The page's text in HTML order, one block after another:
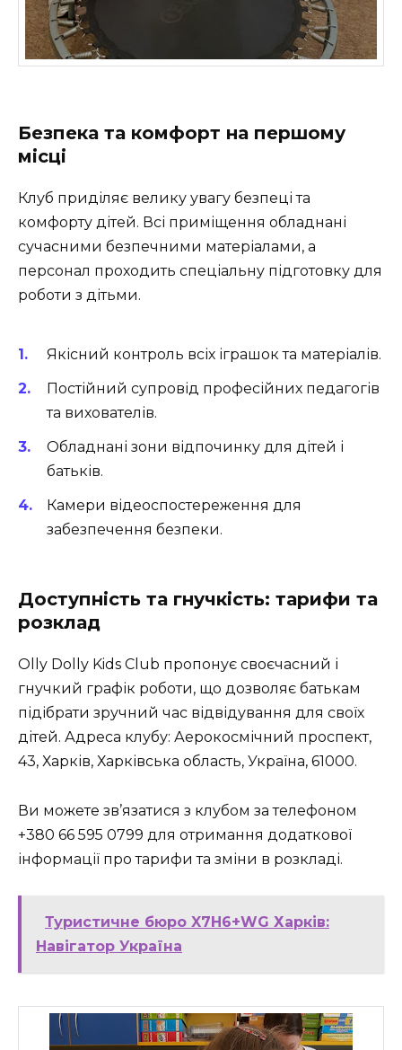
Безпека та комфорт на першому
місці
Клуб приділяє велику увагу безпеці та
комфорту дітей. Всі приміщення обладнані
сучасними безпечними матеріалами, а
персонал проходить спеціальну підготовку для
роботи з дітьми.
Якісний контроль всіх іграшок та матеріалів.
Постійний супровід професійних педагогів
та вихователів.
Обладнані зони відпочинку для дітей і
батьків.
Камери відеоспостереження для
забезпечення безпеки.
Доступність та гнучкість: тарифи та
розклад
Olly Dolly Kids Club пропонує своєчасний і
гнучкий графік роботи, що дозволяє батькам
підібрати зручний час відвідування для своїх
дітей. Адреса клубу: Аерокосмічний проспект,
43, Харків, Харківська область, Україна, 61000.
Ви можете зв’язатися з клубом за телефоном
+380 66 595 0799 для отримання додаткової
інформації про тарифи та зміни в розкладі.
Туристичне бюро X7H6+WG Харків:
Навігатор Україна